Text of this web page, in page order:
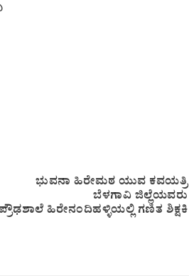
ಭುವನಾ ಹಿರೇಮಠ ಯುವ ಕವಯತ್ರಿ
ಬೆಳಗಾವಿ ಜಿಲ್ಲೆಯವರು
ಹಿರೇನಂದಿಹಳ್ಳಿಯಲ್ಲಿ ಗಣಿತ ಶಿಕ್ಷಕಿ